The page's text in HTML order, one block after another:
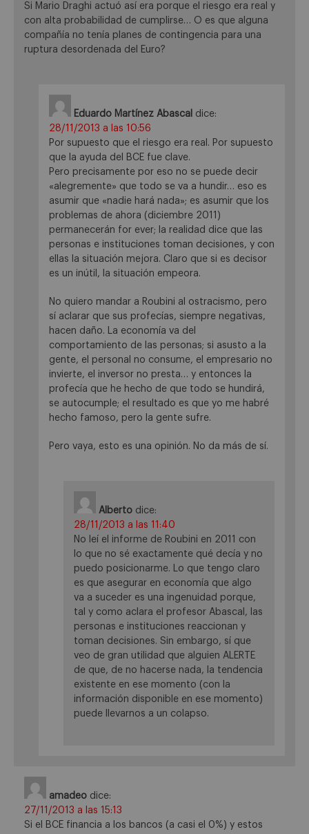
Si Mario Draghi actuó así era porque el riesgo era real y
con alta probabilidad de cumplirse… O es que alguna
compañía no tenía planes de contingencia para una
ruptura desordenada del Euro?
Eduardo Martínez Abascal dice:
28/11/2013 a las 10:56
Por supuesto que el riesgo era real. Por supuesto
que la ayuda del BCE fue clave.
Pero precisamente por eso no se puede decir
«alegremente» que todo se va a hundir… eso es
asumir que «nadie hará nada»; es asumir que los
problemas de ahora (diciembre 2011)
permanecerán for ever; la realidad dice que las
personas e instituciones toman decisiones, y con
ellas la situación mejora. Claro que si es decisor
es un inútil, la situación empeora.
No quiero mandar a Roubini al ostracismo, pero
sí aclarar que sus profecías, siempre negativas,
hacen daño. La economía va del
comportamiento de las personas; si asusto a la
gente, el personal no consume, el empresario no
invierte, el inversor no presta… y entonces la
profecía que he hecho de que todo se hundirá,
se autocumple; el resultado es que yo me habré
hecho famoso, pero la gente sufre.
Pero vaya, esto es una opinión. No da más de sí.
Alberto dice:
28/11/2013 a las 11:40
No leí el informe de Roubini en 2011 con
lo que no sé exactamente qué decía y no
puedo posicionarme. Lo que tengo claro
es que asegurar en economía que algo
va a suceder es una ingenuidad porque,
tal y como aclara el profesor Abascal, las
personas e instituciones reaccionan y
toman decisiones. Sin embargo, sí que
veo de gran utilidad que alguien ALERTE
de que, de no hacerse nada, la tendencia
existente en ese momento (con la
información disponible en ese momento)
puede llevarnos a un colapso.
amadeo dice:
27/11/2013 a las 15:13
Si el BCE financia a los bancos (a casi el 0%) y estos